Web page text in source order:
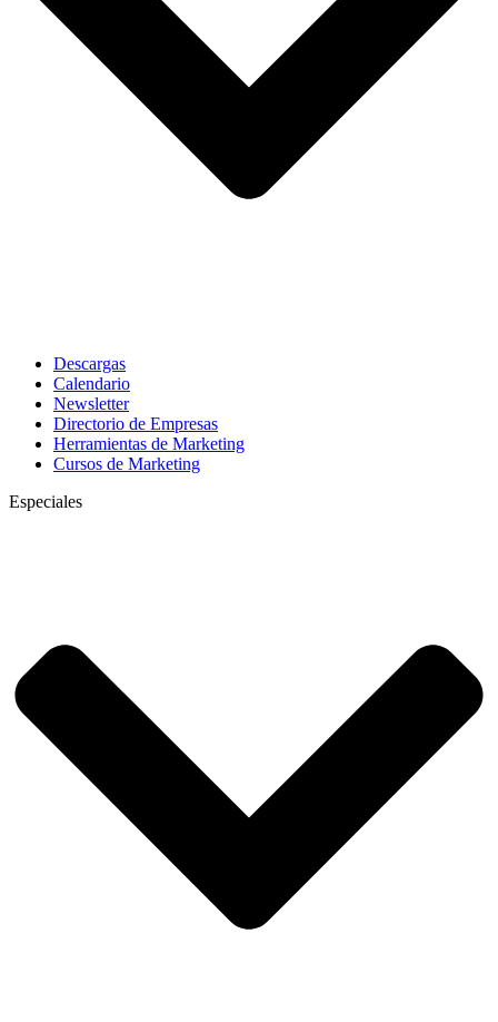
Descargas
Calendario
Newsletter
Directorio de Empresas
Herramientas de Marketing
Cursos de Marketing
Especiales